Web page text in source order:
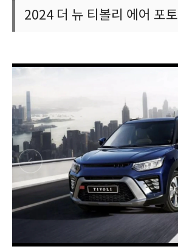
2024 더 뉴 티볼리 에어 포토